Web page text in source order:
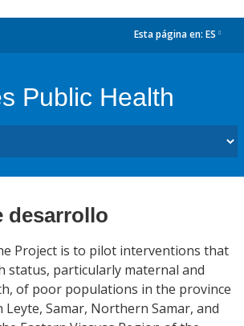
Esta página en: ES
Public Health
desarrollo
Project is to pilot interventions that
status, particularly maternal and
of poor populations in the province
Samar, Northern Samar, and